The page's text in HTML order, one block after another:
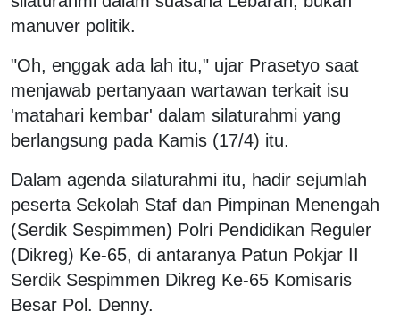
manuver politik.
"Oh, enggak ada lah itu," ujar Prasetyo saat
menjawab pertanyaan wartawan terkait isu
'matahari kembar' dalam silaturahmi yang
berlangsung pada Kamis (17/4) itu.
Dalam agenda silaturahmi itu, hadir sejumlah
peserta Sekolah Staf dan Pimpinan Menengah
(Serdik Sespimmen) Polri Pendidikan Reguler
(Dikreg) Ke-65, di antaranya Patun Pokjar II
Serdik Sespimmen Dikreg Ke-65 Komisaris
Besar Pol. Denny.